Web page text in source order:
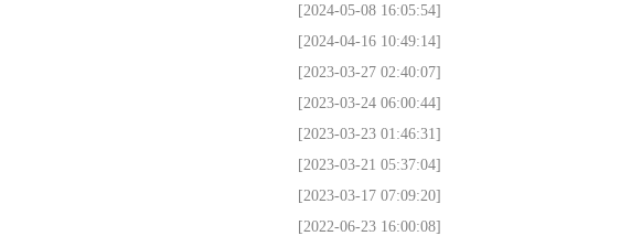
[2024-05-08 16:05:54]
[2024-04-16 10:49:14]
[2023-03-27 02:40:07]
[2023-03-24 06:00:44]
[2023-03-23 01:46:31]
[2023-03-21 05:37:04]
[2023-03-17 07:09:20]
[2022-06-23 16:00:08]